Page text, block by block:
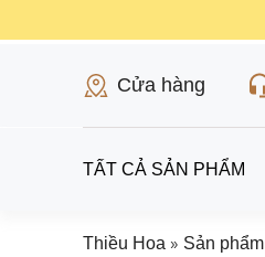
Cửa hàng
TẤT CẢ SẢN PHẨM
Thiều Hoa » Sản phẩm